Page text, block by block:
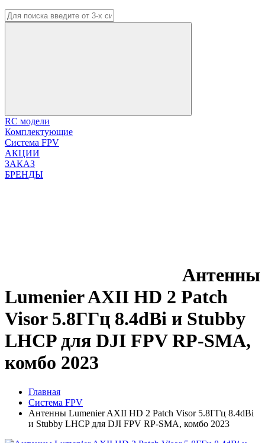
RC модели
Комплектующие
Система FPV
АКЦИИ
ЗАКАЗ
БРЕНДЫ
Антенны
Lumenier AXII HD 2 Patch
Visor 5.8ГГц 8.4dBi и Stubby
LHCP для DJI FPV RP-SMA,
комбо 2023
Главная
Система FPV
Антенны Lumenier AXII HD 2 Patch Visor 5.8ГГц 8.4dBi
и Stubby LHCP для DJI FPV RP-SMA, комбо 2023